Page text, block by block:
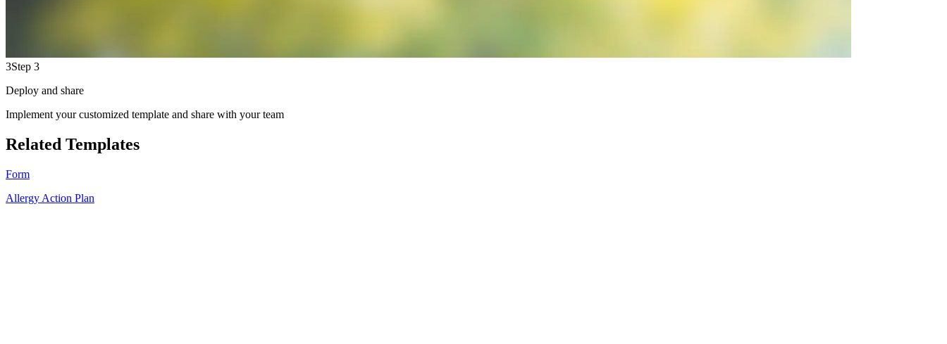
3Step 3
Deploy and share
Implement your customized template and share with your team
Related Templates
Form
Allergy Action Plan